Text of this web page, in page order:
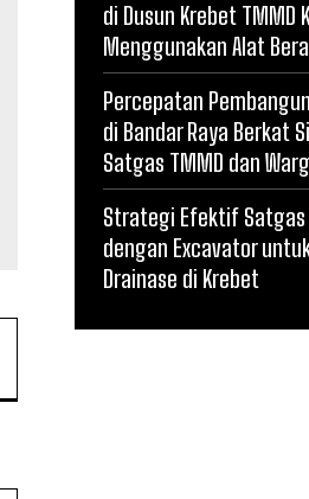
di Dusun Krebet TMMD
Menggunakan Alat
Percepatan
di Bandar Raya Berkat
Satgas TMMD dan
Strategi Efektif Satgas
dengan Excavator
Drainase di Krebet